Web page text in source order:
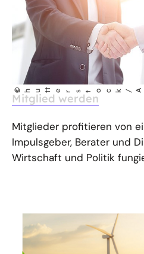
©
shut t
erstock/ASDF M
ED
Mitglied werden
Mitglieder profitieren von
Impulsgeber, Berater und
Wirtschaft und Politik